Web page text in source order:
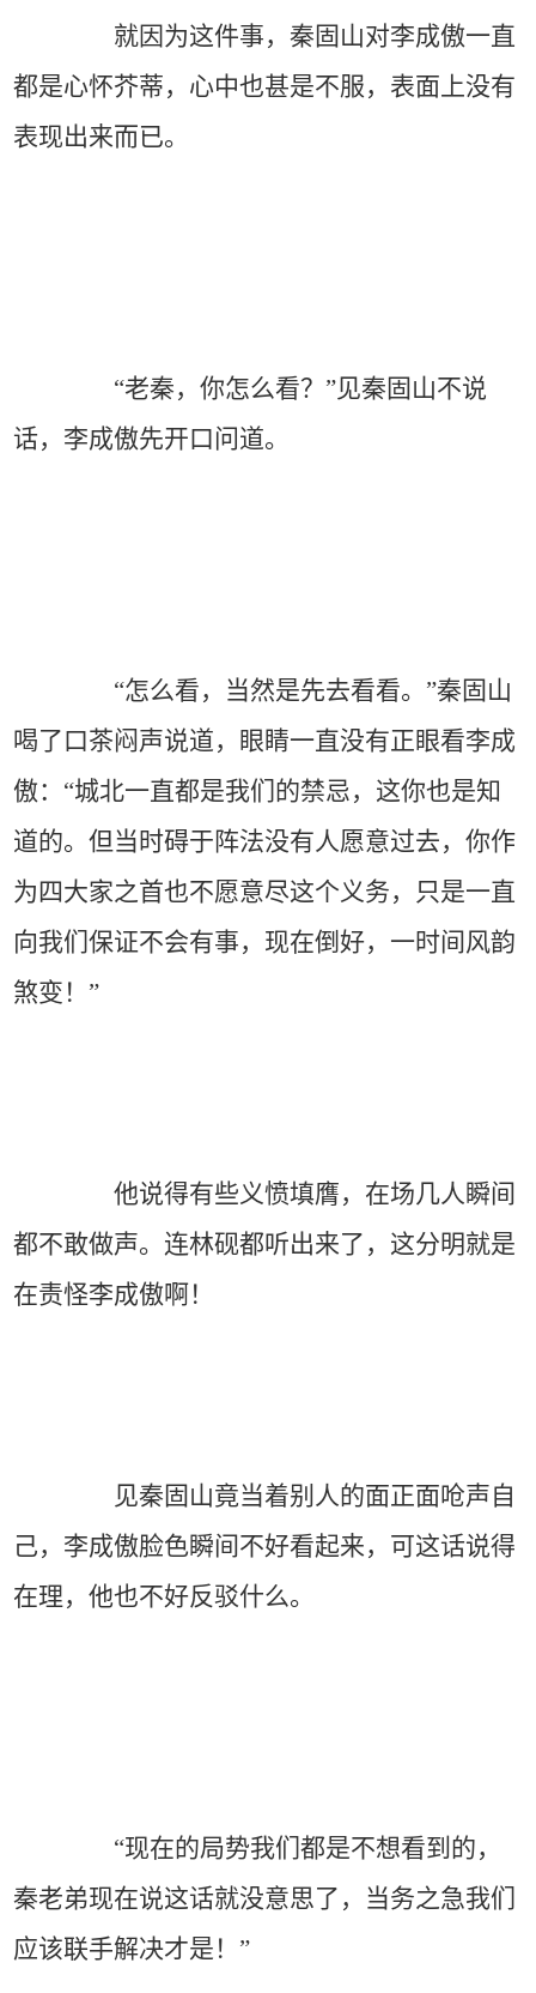
就因为这件事，秦固山对李成傲一直
都是心怀芥蒂，心中也甚是不服，表面上没有
表现出来而已。
“老秦，你怎么看？”见秦固山不说
话，李成傲先开口问道。
“怎么看，当然是先去看看。”秦固山
喝了口茶闷声说道，眼睛一直没有正眼看李成
傲：“城北一直都是我们的禁忌，这你也是知
道的。但当时碍于阵法没有人愿意过去，你作
为四大家之首也不愿意尽这个义务，只是一直
向我们保证不会有事，现在倒好，一时间风韵
煞变！”
他说得有些义愤填膺，在场几人瞬间
都不敢做声。连林砚都听出来了，这分明就是
在责怪李成傲啊！
见秦固山竟当着别人的面正面呛声自
己，李成傲脸色瞬间不好看起来，可这话说得
在理，他也不好反驳什么。
“现在的局势我们都是不想看到的，
秦老弟现在说这话就没意思了，当务之急我们
应该联手解决才是！”